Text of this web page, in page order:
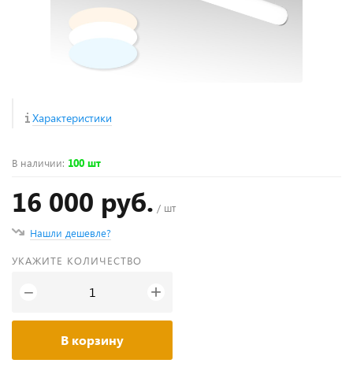
Характеристики
В наличии: 100 шт
16 000 руб. / шт
Нашли дешевле?
УКАЖИТЕ КОЛИЧЕСТВО
− +
В корзину